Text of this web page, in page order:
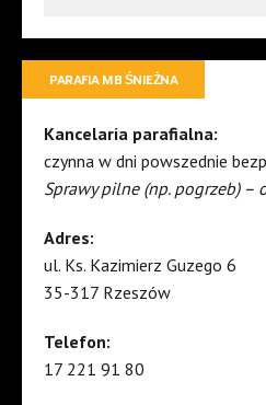
PARAFIA MB ŚNIEŻNA
Kancelaria parafialna:
czynna w dni powszednie
Sprawy pilne (np. pogrzeb) –
Adres:
ul. Ks. Kazimierz Guzego 6
35-317 Rzeszów
Telefon:
17 221 91 80